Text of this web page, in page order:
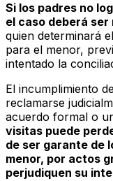
Si los padres no
el caso deberá
quien determinará
para el menor,
intentado la
El incumplimiento
reclamarse
acuerdo formal o
visitas puede
de ser garante de
menor, por actos
perjudiquen su